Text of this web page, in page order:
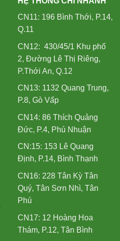
CN11: 196 Bình Thới, P.14,
Q.11
CN12: 430/45/1 Khu phố
2, Đường Lê Thị Riêng,
P.Thới An, Q.12
CN13: 1132 Quang Trung,
P.8, Gò Vấp
CN14: 86 Thích Quảng
Đức, P.4, Phú Nhuận
CN:15: 153 Lê Quang
Định, P.14, Bình Thạnh
CN16: 228 Tân Kỳ Tân
Quý, Tân Sơn Nhì, Tân
Phú
CN17: 12 Hoàng Hoa
Thám, P.12, Tân Bình